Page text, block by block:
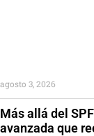
Más allá del
avanzada que
agosto 3, 2026